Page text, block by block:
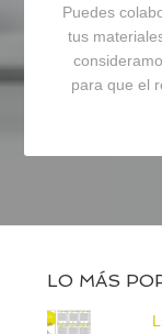
Puedes
tus
para que el
LO MÁS